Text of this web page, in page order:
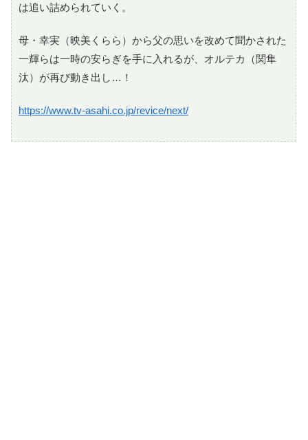
は追い詰められていく。
母・幸実（映美くらら）から父の思いを改めて聞かされた
一輝らは一時の安らぎを手に入れるが、オルテカ（関隼
汰）が再び動き出し…！
https://www.tv-asahi.co.jp/revice/next/